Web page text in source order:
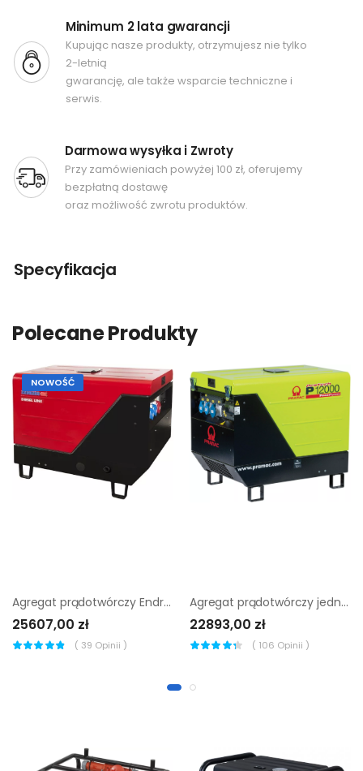
Minimum 2 lata gwarancji
Kupując nasze produkty, otrzymujesz nie tylko
2-letnią
gwarancję, ale także wsparcie techniczne i
serwis.
Darmowa wysyłka i Zwroty
Przy zamówieniach powyżej 100 zł, oferujemy
bezpłatną dostawę
oraz możliwość zwrotu produktów.
Specyfikacja
Polecane Produkty
NOWOŚĆ
Agregat prądotwórczy Endress ESE 606 YS-GT ES ISO DI
25607,00 zł
( 39 Opinii )
Agregat prądotwórczy jednofazowy Pramac P12000 AVR
22893,00 zł
( 106 Opinii )